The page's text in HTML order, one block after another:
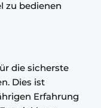
zu bedienen
die sicherste
Dies ist
Erfahrung